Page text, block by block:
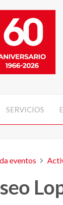
SERVICIOS
eventos